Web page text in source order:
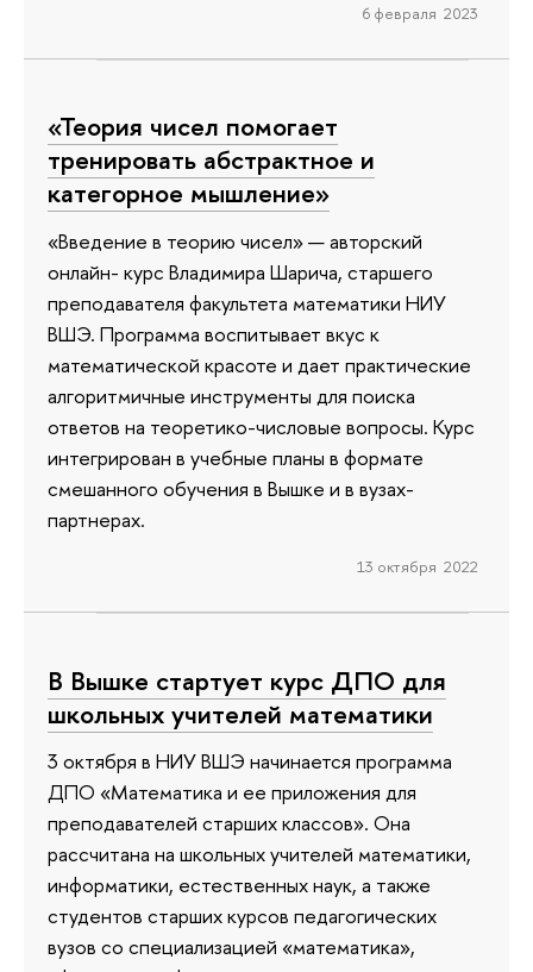
6 февраля 2023
«Теория чисел помогает
тренировать абстрактное и
категорное мышление»
«Введение в теорию чисел» — авторский
онлайн- курс Владимира Шарича, старшего
преподавателя факультета математики НИУ
ВШЭ. Программа воспитывает вкус к
математической красоте и дает практические
алгоритмичные инструменты для поиска
ответов на теоретико-числовые вопросы. Курс
интегрирован в учебные планы в формате
смешанного обучения в Вышке и в вузах-
партнерах.
13 октября 2022
В Вышке стартует курс ДПО для
школьных учителей математики
3 октября в НИУ ВШЭ начинается программа
ДПО «Математика и ее приложения для
преподавателей старших классов». Она
рассчитана на школьных учителей математики,
информатики, естественных наук, а также
студентов старших курсов педагогических
вузов со специализацией «математика»,